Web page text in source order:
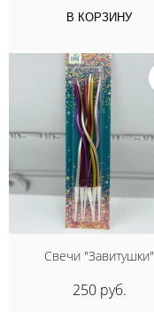
В КОРЗИНУ
Свечи "Завитушки"
250 руб.